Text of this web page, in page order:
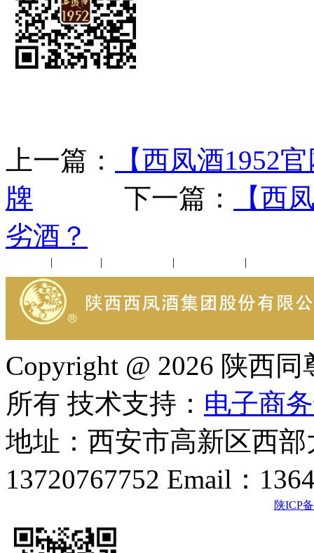
上一篇：
【西凤酒1952
牌 下一篇：
【西
劣酒？
| | | |
Copyright @ 2026 陕西
所有 技术支持： 电子商
地址：西安市高新区西
13720767752 Email：
陕ICP